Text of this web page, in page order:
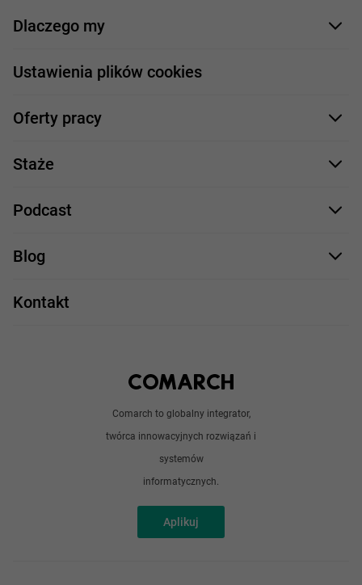
Comarch to globalny integrator,
twórca innowacyjnych rozwiązań i
systemów
informatycznych.
Aplikuj
Dlaczego my
Nasi pracownicy
Nasze projekty
Profile zawodowe
Ustawienia plików cookies
Oferty pracy
Formularz aplikacyjny
.NET
C++
Doświadczeni programiści
Staże
Staże IT
Podcast
Comarch Careers
Blog
Praca w IT
Kontakt